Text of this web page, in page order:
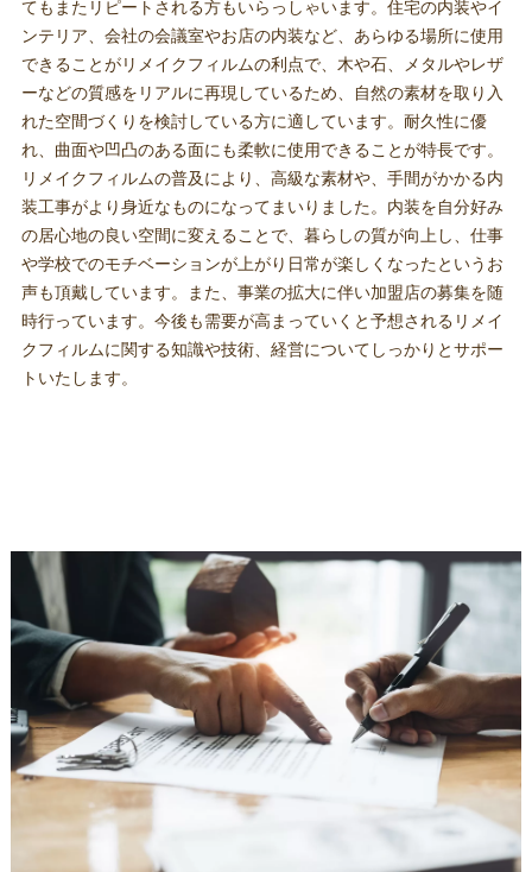
てもまたリピートされる方もいらっしゃいます。住宅の内装やイ
ンテリア、会社の会議室やお店の内装など、あらゆる場所に使用
できることがリメイクフィルムの利点で、木や石、メタルやレザ
ーなどの質感をリアルに再現しているため、自然の素材を取り入
れた空間づくりを検討している方に適しています。耐久性に優
れ、曲面や凹凸のある面にも柔軟に使用できることが特長です。
リメイクフィルムの普及により、高級な素材や、手間がかかる内
装工事がより身近なものになってまいりました。内装を自分好み
の居心地の良い空間に変えることで、暮らしの質が向上し、仕事
や学校でのモチベーションが上がり日常が楽しくなったというお
声も頂戴しています。また、事業の拡大に伴い加盟店の募集を随
時行っています。今後も需要が高まっていくと予想されるリメイ
クフィルムに関する知識や技術、経営についてしっかりとサポー
トいたします。